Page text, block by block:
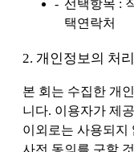
선택항목 :
택연락처
2. 개인정보의 처
본 회는 수집한 개
니다. 이용자가 제
이외로는 사용되지
사전 동의를 구할